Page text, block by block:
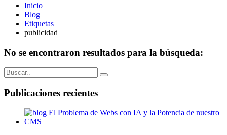
Inicio
Blog
Etiquetas
publicidad
No se encontraron resultados para la búsqueda:
Publicaciones recientes